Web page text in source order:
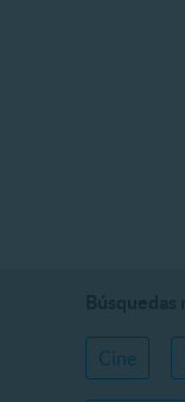
Cine